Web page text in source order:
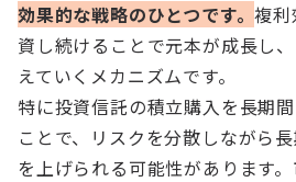
効果的な戦略のひとつです。複
資し続けることで元本が成長し
えていくメカニズムです。
特に投資信託の積立購入を長期
ことで、リスクを分散しながら
を上げられる可能性があります